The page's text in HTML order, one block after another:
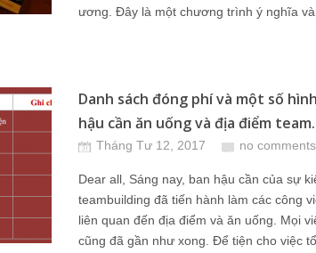
ương. Đây là một chương trình ý nghĩa
Danh sách đóng phí và một số
hậu cần ăn uống và địa điểm
Tháng Tư 12, 2017 no comments
Dear all, Sáng nay, ban hậu cần của sự
teambuilding đã tiến hành làm các công
liên quan đến địa điểm và ăn uống. Mọi
cũng đã gần như xong. Để tiện cho việc tổ